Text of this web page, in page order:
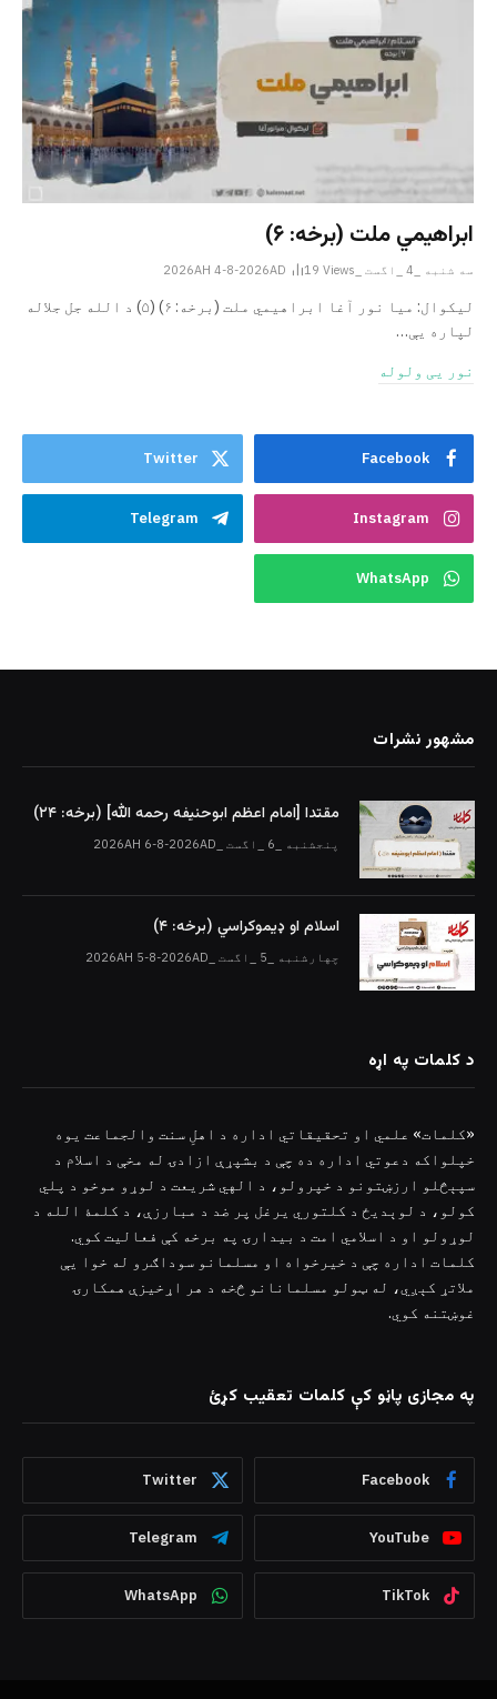
ابراهيمي ملت (برخه: ۶)
سه شنبه _4 _اگست _2026AH 4-8-2026AD 19 Views
ليکوال: میا نور آغا ابراهيمي ملت (برخه: ۶) (۵) د الله جل جلاله
لپاره یې…
نور یی ولوله
Facebook
Twitter
Instagram
Telegram
WhatsApp
مشهور نشرات
مقتدا [امام اعظم ابوحنیفه رحمه الله‎] (برخه: ۲۴)
پنجشنبه _6 _اگست _2026AH 6-8-2026AD
اسلام او ډیموکراسي (برخه: ۴)
چهارشنبه _5 _اگست _2026AH 5-8-2026AD
د کلمات په اړه
«کلمات» علمي او تحقیقاتي اداره د اهلِ سنت والجماعت یوه
خپلواکه دعوتي اداره ده چې د بشپړې ازادۍ له مخې د اسلام د
سپېڅلو ارزښتونو د خپرولو، د الهي شریعت د لوړو موخو د پلي
کولو، د لوېدیځ د کلتوري یرغل پر ضد د مبارزې، د کلمۀ الله د
لوړولو او د اسلامي امت د بیدارۍ په برخه کې فعالیت کوي.
کلمات اداره چې د خیرخواه او مسلمانو سوداګرو له خوا یې
ملاتړ کېږي، له ټولو مسلمانانو څخه د هر اړخیزې همکارۍ
غوښتنه کوي.
په مجازی پاڼو کې کلمات تعقیب کړئ
Facebook
Twitter
YouTube
Telegram
TikTok
WhatsApp